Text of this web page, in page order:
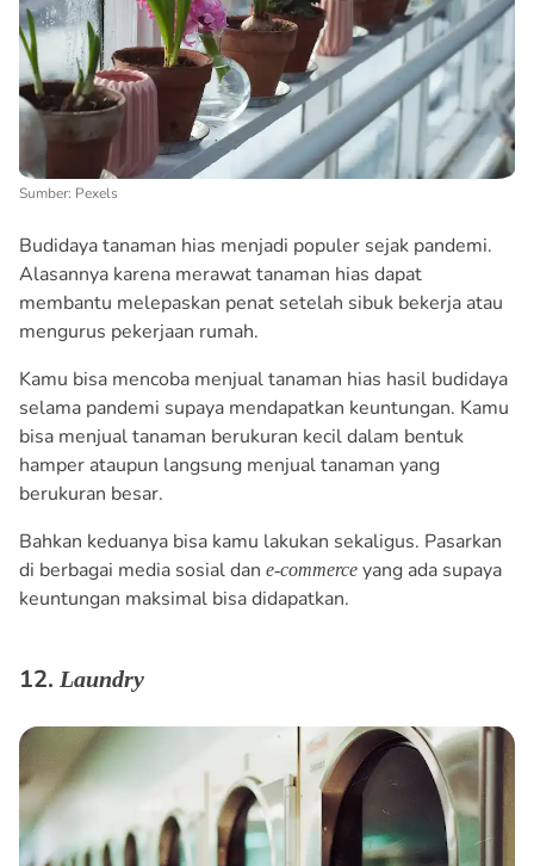
Sumber: Pexels
Budidaya tanaman hias menjadi populer sejak pandemi.
Alasannya karena merawat tanaman hias dapat
membantu melepaskan penat setelah sibuk bekerja atau
mengurus pekerjaan rumah.
Kamu bisa mencoba menjual tanaman hias hasil budidaya
selama pandemi supaya mendapatkan keuntungan. Kamu
bisa menjual tanaman berukuran kecil dalam bentuk
hamper ataupun langsung menjual tanaman yang
berukuran besar.
Bahkan keduanya bisa kamu lakukan sekaligus. Pasarkan
di berbagai media sosial dan e-commerce yang ada supaya
keuntungan maksimal bisa didapatkan.
12. Laundry